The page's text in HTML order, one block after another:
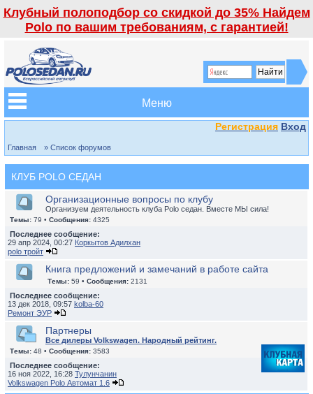
Клубный полоподбор со скидкой до 35% Найдем
Polo по вашим требованиям, с гарантией!
Меню
Регистрация Вход
Главная » Список форумов
КЛУБ POLO СЕДАН
Организационные вопросы по клубу
Организуем деятельность клуба Polo седан. Вместе МЫ сила!
Темы: 79 • Сообщения: 4325
Последнее сообщение:
29 апр 2024, 00:27 Коркытов Адилхан
polo тройт
Книга предложений и замечаний в работе сайта
Темы: 59 • Сообщения: 2131
Последнее сообщение:
13 дек 2018, 09:57 kolba-60
Ремонт ЭУР
Партнеры
Все дилеры Volkswagen. Народный рейтинг.
Темы: 48 • Сообщения: 3583
Последнее сообщение:
16 ноя 2022, 16:28 Тулунчанин
Volkswagen Polo Автомат 1.6